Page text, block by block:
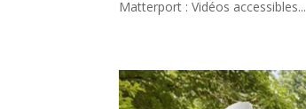
Matterport : Vidéos accessibles...